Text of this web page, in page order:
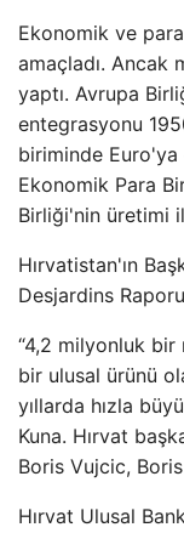
Ekonomik ve
amaçladı. Ancak
yaptı. Avrupa
entegrasyonu
biriminde Euro'ya
Ekonomik Para
Birliği'nin üretimi
Hırvatistan'ın
Desjardins
“4,2 milyonluk
bir ulusal ürünü
yıllarda hızla
Kuna. Hırvat
Boris Vujcic,
Hırvat Ulusal